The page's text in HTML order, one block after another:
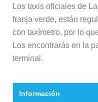
Los taxis oficiales de
franja verde, están
con taxímetro, por lo
Los encontrarás en la
terminal.
Información